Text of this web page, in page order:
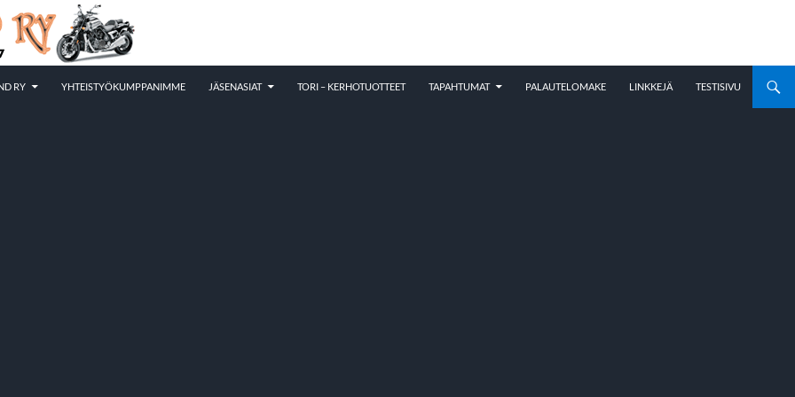
RY YHTEISTYÖKUMPPANIMME JÄSENASIAT TORI – KERHOTUOTTEET TAPAHTUMAT PALAUTELOMAKE LINKKEJÄ TESTISIVU